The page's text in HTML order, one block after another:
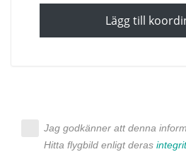
Lägg till
Jag godkänner att denna
Hitta flygbild enligt deras